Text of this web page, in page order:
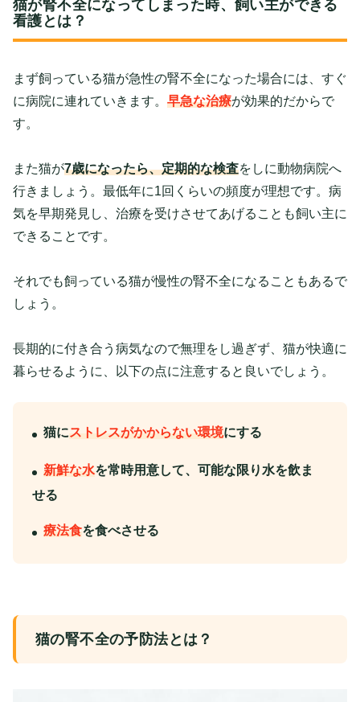
猫が腎不全になってしまった時、飼い主ができる
看護とは？
まず飼っている猫が急性の腎不全になった場合には、すぐ
に病院に連れていきます。 早急な治療が効果的だからで
す。
また猫が7歳になったら、定期的な検査をしに動物病院へ
行きましょう。最低年に1回くらいの頻度が理想です。病
気を早期発見し、治療を受けさせてあげることも飼い主に
できることです。
それでも飼っている猫が慢性の腎不全になることもあるで
しょう。
長期的に付き合う病気なので無理をし過ぎず、猫が快適に
暮らせるように、以下の点に注意すると良いでしょう。
猫にストレスがかからない環境にする
新鮮な水を常時用意して、可能な限り水を飲ま
せる
療法食を食べさせる
猫の腎不全の予防法とは？